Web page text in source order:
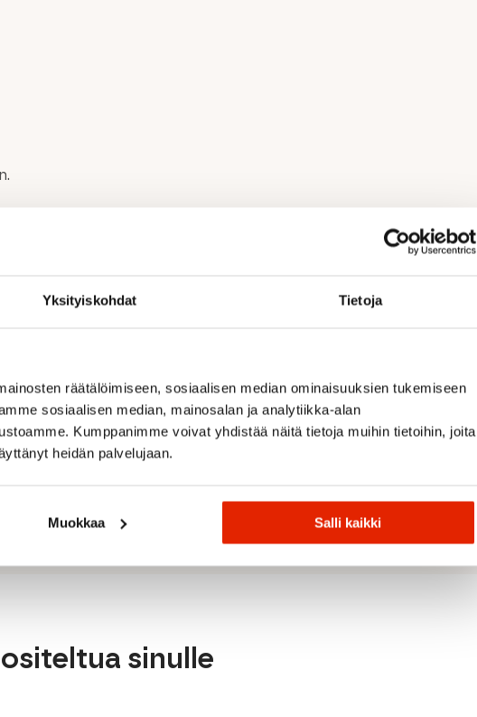
Yksityiskohdat Tietoja
räätälöimiseen, sosiaalisen median ominaisuuksien tukemiseen
sosiaalisen median, mainosalan ja analytiikka-alan
Kumppanimme voivat yhdistää näitä tietoja muihin tietoihin, joita
heidän palvelujaan.
Muokkaa Salli kaikki
märkänä
estävät
kaksi
ja
korkean
että
sinulle